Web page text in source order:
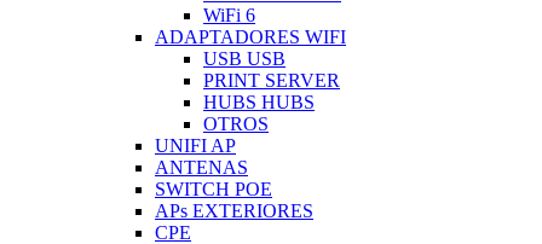
WiFi 6
ADAPTADORES WIFI
USB USB
PRINT SERVER
HUBS HUBS
OTROS
UNIFI AP
ANTENAS
SWITCH POE
APs EXTERIORES
CPE